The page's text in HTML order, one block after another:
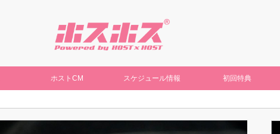
ホストCM スケジュール情報 初回特典